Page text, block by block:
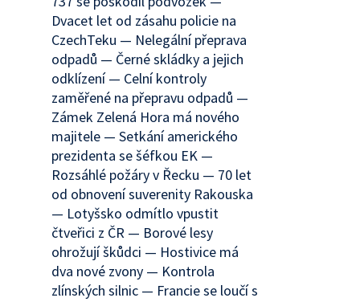
Dvacet let od zásahu policie na
CzechTeku — Nelegální přeprava
odpadů — Černé skládky a jejich
odklízení — Celní kontroly
zaměřené na přepravu odpadů —
Zámek Zelená Hora má nového
majitele — Setkání amerického
prezidenta se šéfkou EK —
Rozsáhlé požáry v Řecku — 70 let
od obnovení suverenity Rakouska
— Lotyšsko odmítlo vpustit
čtveřici z ČR — Borové lesy
ohrožují škůdci — Hostivice má
dva nové zvony — Kontrola
zlínských silnic — Francie se loučí s